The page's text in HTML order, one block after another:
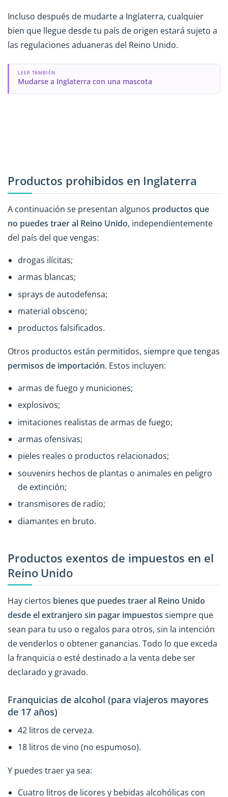
Incluso después de mudarte a Inglaterra, cualquier
bien que llegue desde tu país de origen estará sujeto a
las regulaciones aduaneras del Reino Unido.
LEER TAMBIÉN
Mudarse a Inglaterra con una mascota
Productos prohibidos en Inglaterra
A continuación se presentan algunos productos que
no puedes traer al Reino Unido, independientemente
del país del que vengas:
drogas ilícitas;
armas blancas;
sprays de autodefensa;
material obsceno;
productos falsificados.
Otros productos están permitidos, siempre que tengas
permisos de importación. Estos incluyen:
armas de fuego y municiones;
explosivos;
imitaciones realistas de armas de fuego;
armas ofensivas;
pieles reales o productos relacionados;
souvenirs hechos de plantas o animales en peligro
de extinción;
transmisores de radio;
diamantes en bruto.
Productos exentos de impuestos en el
Reino Unido
Hay ciertos bienes que puedes traer al Reino Unido
desde el extranjero sin pagar impuestos siempre que
sean para tu uso o regalos para otros, sin la intención
de venderlos o obtener ganancias. Todo lo que exceda
la franquicia o esté destinado a la venta debe ser
declarado y gravado.
Franquicias de alcohol (para viajeros mayores
de 17 años)
42 litros de cerveza.
18 litros de vino (no espumoso).
Y puedes traer ya sea:
Cuatro litros de licores y bebidas alcohólicas con